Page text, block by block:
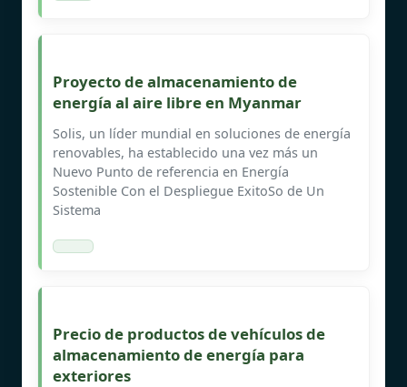
Proyecto de almacenamiento de
energía al aire libre en Myanmar
Solis, un líder mundial en soluciones de energía
renovables, ha establecido una vez más un
Nuevo Punto de referencia en Energía
Sostenible Con el Despliegue ExitoSo de Un
Sistema
Precio de productos de vehículos de
almacenamiento de energía para
exteriores